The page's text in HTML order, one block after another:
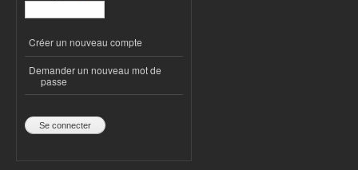
Créer un nouveau compte
Demander un nouveau mot de
passe